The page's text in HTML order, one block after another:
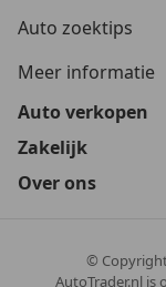
Auto zoektips
Meer informatie
Auto verkopen
Zakelijk
Over ons
©
AutoTrader.nl is